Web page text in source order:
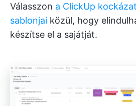
Válasszon a ClickUp
sablonjai közül, hogy
készítse el a sajátját.